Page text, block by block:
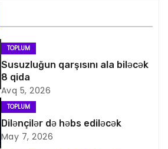
TOPLUM
Susuzluğun qarşısını ala biləcək
8 qida
Avq 5, 2026
TOPLUM
Dilənçilər də həbs ediləcək
May 7, 2026